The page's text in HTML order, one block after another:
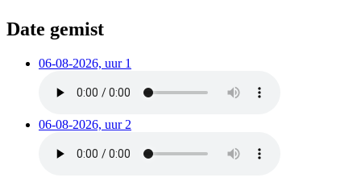
Date gemist
06-08-2026, uur 1
06-08-2026, uur 2